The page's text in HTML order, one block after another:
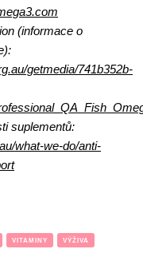
(informace o
getmedia/741b352b-
suplementů:
what-we-do/anti-
VITAMINY VÝŽIVA